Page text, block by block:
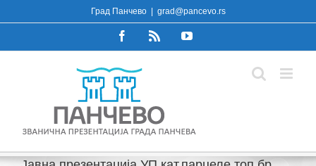
to
Град Панчево grad@pancevo.rs
FacebookRss YouTube